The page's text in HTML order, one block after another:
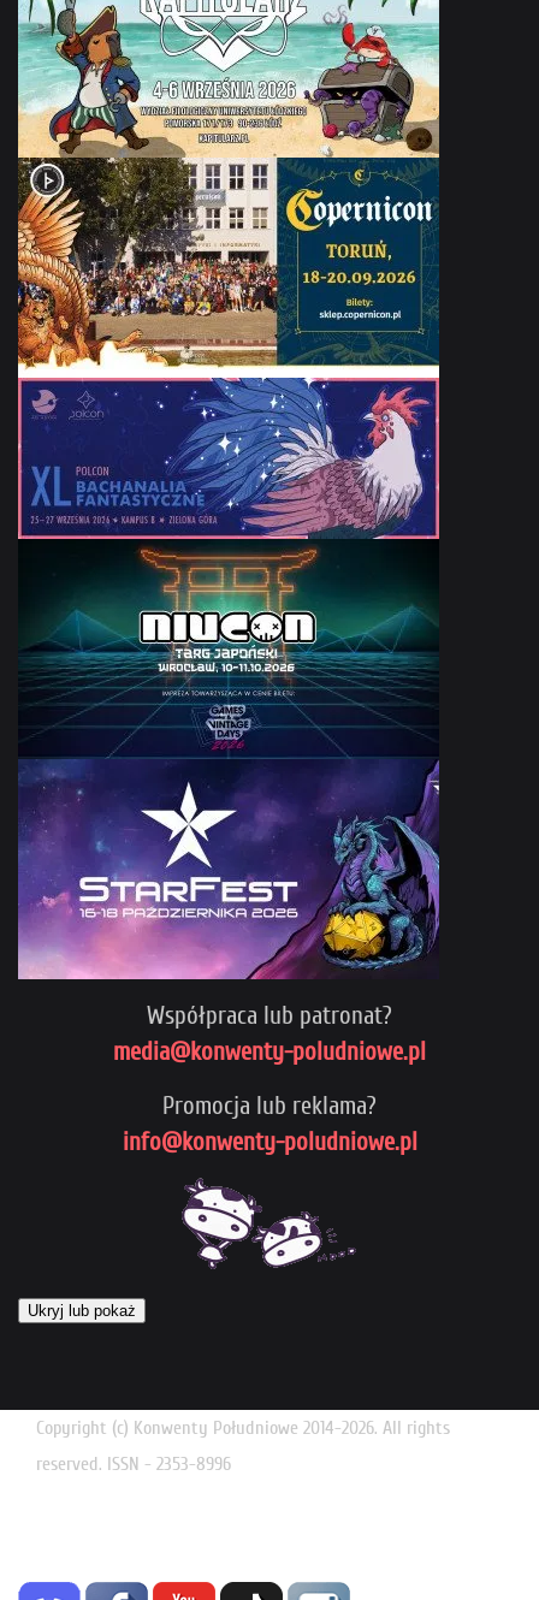
Współpraca lub patronat?
media@konwenty-poludniowe.pl
Promocja lub reklama?
info@konwenty-poludniowe.pl
Ukryj lub pokaż
Copyright (c) Konwenty Południowe 2014-2026. All rights
reserved. ISSN - 2353-8996